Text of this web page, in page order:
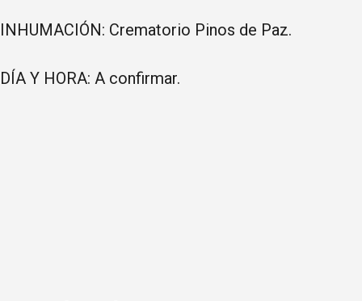
INHUMACIÓN: Crematorio Pinos de Paz.
DÍA Y HORA: A confirmar.